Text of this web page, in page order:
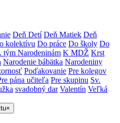
Deň Detí Deň Matiek Deň
kolektívu Do práce Do školy Do
tým Narodeninám K MDŽ Krst
Narodenie bábätka Narodeniny
Poďakovanie Pre kolegov
pána učiteľa Pre skupinu Sv.
svadobný dar Valentín Veľká
×